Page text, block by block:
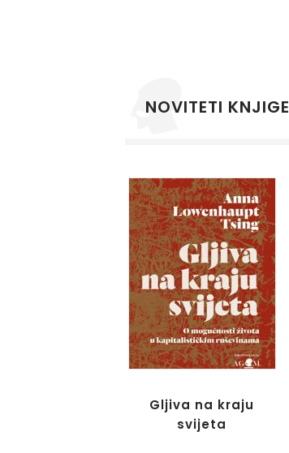
NOVITETI KNJIGE
Gljiva na kraju
svijeta